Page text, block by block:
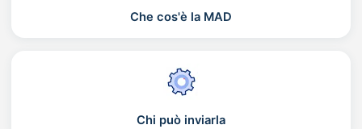
Che cos'è la MAD
Chi può inviarla